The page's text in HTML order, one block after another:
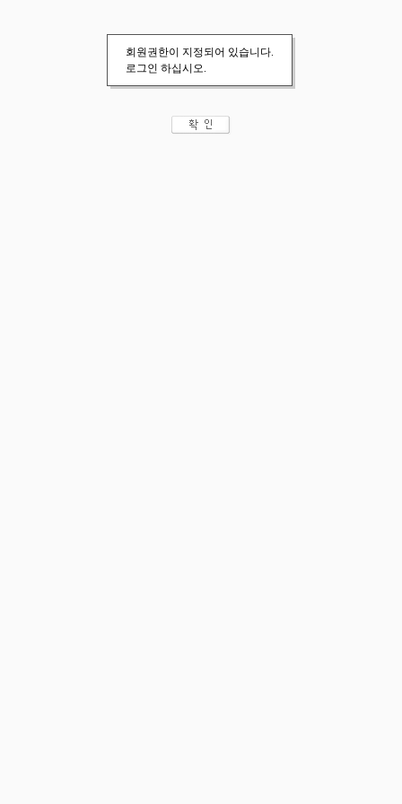
회원권한이 지정되어 있습니다.
로그인 하십시오.